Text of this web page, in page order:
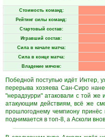
Стоимость команд:
Рейтинг силы команд:
Стартовый состав:
Игравший состав:
Сила в начале матча:
Сила в конце матча:
Владение мячом:
Победной поступью идёт Интер,
перерыва хозяева Сан-Сиро
"нерадзурри" атаковали с той же
атакующим действиям, всё же
прошлогоднему чемпиону
поднимается в топ-8, а Асколи